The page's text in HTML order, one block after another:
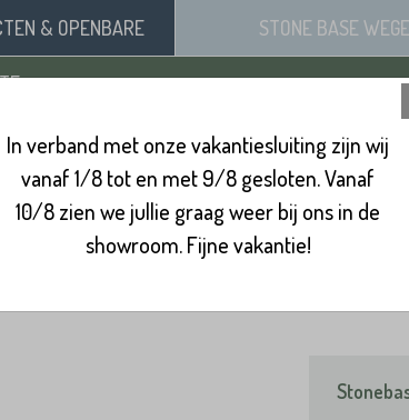
& OPENBARE STONE BASE
ZAND, SIERGRIND & SPLIT
In verband met onze vakantiesluiting zijn wij
vanaf 1/8 tot en met 9/8 gesloten. Vanaf
10/8 zien we jullie graag weer bij ons in de
showroom. Fijne vakantie!